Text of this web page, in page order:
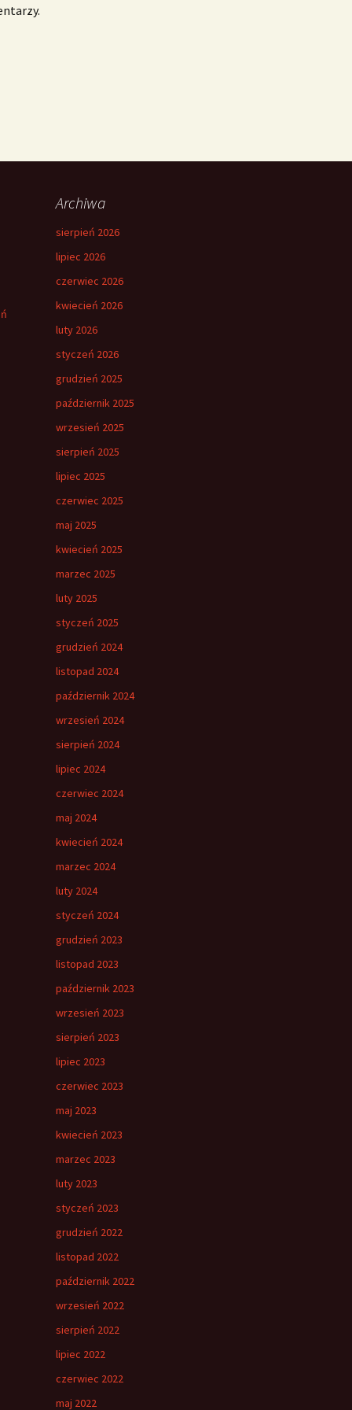
Archiwa
sierpień 2026
lipiec 2026
czerwiec 2026
kwiecień 2026
luty 2026
styczeń 2026
grudzień 2025
październik 2025
wrzesień 2025
sierpień 2025
lipiec 2025
czerwiec 2025
maj 2025
kwiecień 2025
marzec 2025
luty 2025
styczeń 2025
grudzień 2024
listopad 2024
październik 2024
wrzesień 2024
sierpień 2024
lipiec 2024
czerwiec 2024
maj 2024
kwiecień 2024
marzec 2024
luty 2024
styczeń 2024
grudzień 2023
listopad 2023
październik 2023
wrzesień 2023
sierpień 2023
lipiec 2023
czerwiec 2023
maj 2023
kwiecień 2023
marzec 2023
luty 2023
styczeń 2023
grudzień 2022
listopad 2022
październik 2022
wrzesień 2022
sierpień 2022
lipiec 2022
czerwiec 2022
maj 2022